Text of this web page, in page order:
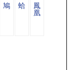
鳩 蛤 鳳
凰